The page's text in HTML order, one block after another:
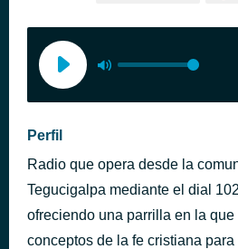
Perfil
Radio que opera desde la
Tegucigalpa mediante el dial
ofreciendo una parrilla en la que
conceptos de la fe cristiana